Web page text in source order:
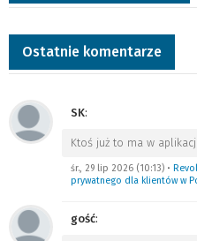
Ostatnie komentarze
SK:
Ktoś już to ma w
śr., 29 lip 2026 (10:13) •
prywatnego dla klientów w
gość: